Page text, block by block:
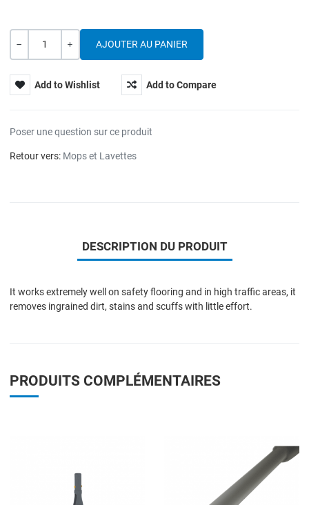
Quantité
Add to Wishlist Add to Compare
Poser une question sur ce produit
Retour vers: Mops et Lavettes
DESCRIPTION DU PRODUIT
It works extremely well on safety flooring and in high traffic areas, it
removes ingrained dirt, stains and scuffs with little effort.
PRODUITS COMPLÉMENTAIRES